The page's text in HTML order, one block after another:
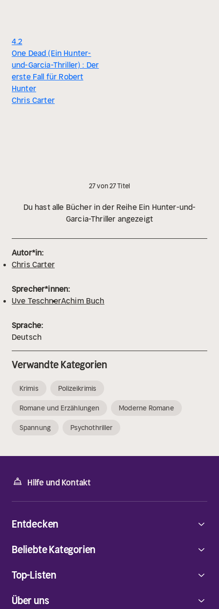
4.2
One Dead (Ein Hunter-
und-Garcia-Thriller) : Der
erste Fall für Robert
Hunter
Chris Carter
27 von 27 Titel
Du hast alle Bücher in der Reihe Ein Hunter-und-
Garcia-Thriller angezeigt
Autor*in:
Chris Carter
Sprecher*innen:
Uve TeschnerAchim Buch
Sprache:
Deutsch
Verwandte Kategorien
Krimis Polizeikrimis
Romane und Erzählungen Moderne Romane
Spannung Psychothriller
Hilfe und Kontakt
Über uns
Entdecken
Beliebte Kategorien
Top-Listen